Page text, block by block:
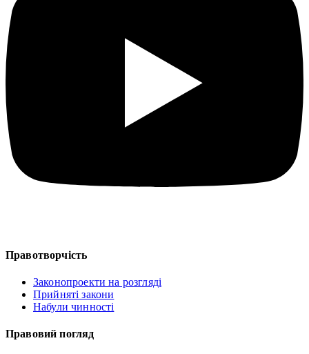
Правотворчість
Законопроекти на розгляді
Прийняті закони
Набули чинності
Правовий погляд